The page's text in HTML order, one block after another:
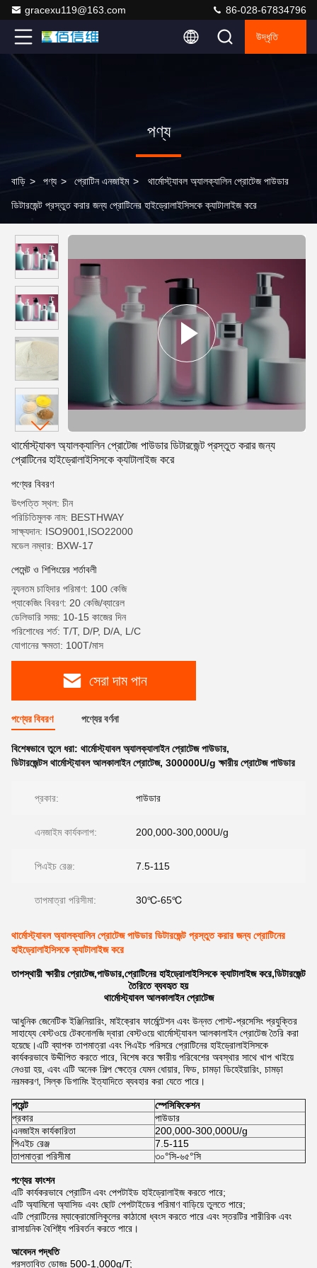
gracexu119@163.com 86-028-67834796
উদ্ধৃতি
পণ্য
বাড়ি > পণ্য > প্রোটিন এনজাইম > থার্মোস্ট্যাবল অ্যালক্যালিন প্রোটেজ পাউডার
ডিটারজেন্ট প্রস্তুত করার জন্য প্রোটিনের হাইড্রোলাইসিসকে ক্যাটালাইজ করে
থার্মোস্ট্যাবল অ্যালক্যালিন প্রোটেজ পাউডার ডিটারজেন্ট প্রস্তুত করার জন্য
প্রোটিনের হাইড্রোলাইসিসকে ক্যাটালাইজ করে
পণ্যের বিবরণ
উৎপত্তি স্থল: চীন
পরিচিতিমুলক নাম: BESTHWAY
সাক্ষ্যদান: ISO9001,ISO22000
মডেল নম্বার: BXW-17
পেমেন্ট ও শিপিংয়ের শর্তাবলী
ন্যূনতম চাহিদার পরিমাণ: 100 কেজি
প্যাকেজিং বিবরণ: 20 কেজি/ব্যারেল
ডেলিভারি সময়: 10-15 কাজের দিন
পরিশোধের শর্ত: T/T, D/P, D/A, L/C
যোগানের ক্ষমতা: 100T/মাস
সেরা দাম পান
পণ্যের বিবরণ পণ্যের বর্ণনা
বিশেষভাবে তুলে ধরা: থার্মোস্ট্যাবল অ্যালক্যালাইন প্রোটেজ পাউডার,
ডিটারজেন্টস থার্মোস্ট্যাবল আলকালাইন প্রোটেজ, 300000U/g ক্ষারীয় প্রোটেজ পাউডার
প্রকার: পাউডার
এনজাইম কার্যকলাপ: 200,000-300,000U/g
পিএইচ রেঞ্জ: 7.5-115
তাপমাত্রা পরিসীমা: 30℃-65℃
থার্মোস্ট্যাবল অ্যালক্যালিন প্রোটেজ পাউডার ডিটারজেন্ট প্রস্তুত করার জন্য প্রোটিনের
হাইড্রোলাইসিসকে ক্যাটালাইজ করে
তাপস্থায়ী ক্ষারীয় প্রোটেজ,পাউডার,প্রোটিনের হাইড্রোলাইসিসকে ক্যাটালাইজ করে,ডিটারজেন্ট
তৈরিতে ব্যবহৃত হয়
থার্মোস্ট্যাবল আলকালাইন প্রোটেজ
আধুনিক জেনেটিক ইঞ্জিনিয়ারিং, মাইক্রোব ফার্মেন্টেশন এবং উন্নত পোস্ট-প্রসেসিং প্রযুক্তির
সাহায্যে বেস্টওয়ে টেকনোলজি দ্বারা বেস্টওয়ে থার্মোস্ট্যাবল আলকালাইন প্রোটেজ তৈরি করা
হয়েছে।এটি ব্যাপক তাপমাত্রা এবং পিএইচ পরিসরে প্রোটিনের হাইড্রোলাইসিসকে
কার্যকরভাবে উদ্দীপিত করতে পারে, বিশেষ করে ক্ষারীয় পরিবেশের অবস্থার সাথে খাপ খাইয়ে
নেওয়া হয়, এবং এটি অনেক শিল্প ক্ষেত্রে যেমন ধোয়ার, ফিড, চামড়া ডিহেইয়ারিং, চামড়া
নরমকরণ, সিল্ক ডিগামিং ইত্যাদিতে ব্যবহার করা যেতে পারে।
পয়েন্ট
স্পেসিফিকেশন
প্রকার
পাউডার
এনজাইম কার্যকারিতা
200,000-300,000U/g
পিএইচ রেঞ্জ
7.5-115
তাপমাত্রা পরিসীমা
৩০°সি-৬৫°সি
পণ্যের ফাংশন
এটি কার্যকরভাবে প্রোটিন এবং পেপটাইড হাইড্রোলাইজ করতে পারে;
এটি অ্যামিনো অ্যাসিড এবং ছোট পেপটাইডের পরিমাণ বাড়িয়ে তুলতে পারে;
এটি প্রোটিনের ম্যাক্রোমোলিকুলের কাঠামো ধ্বংস করতে পারে এবং স্তরটির শারীরিক এবং
রাসায়নিক বৈশিষ্ট্য পরিবর্তন করতে পারে।
আবেদন পদ্ধতি
প্রস্তাবিত ডোজঃ 500-1,000g/T;